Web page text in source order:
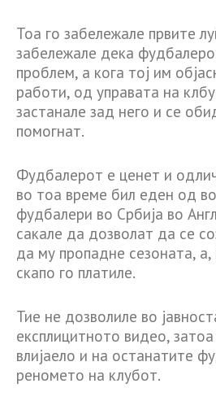
Тоа го забележале првите
забележале дека
проблем, а кога тој им
работи, од управата на
застанале зад него и се
помогнат.
Фудбалерот е ценет и
во тоа време бил еден од
фудбалери во Србија во
сакале да дозволат да се
да му пропадне сезоната,
скапо го платиле.
Тие не дозволиле во
експлицитното видео,
влијаело и на останатите
реномето на клубот.